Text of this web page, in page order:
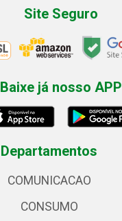
Site Seguro
Baixe já nosso APP
Departamentos
COMUNICACAO
CONSUMO